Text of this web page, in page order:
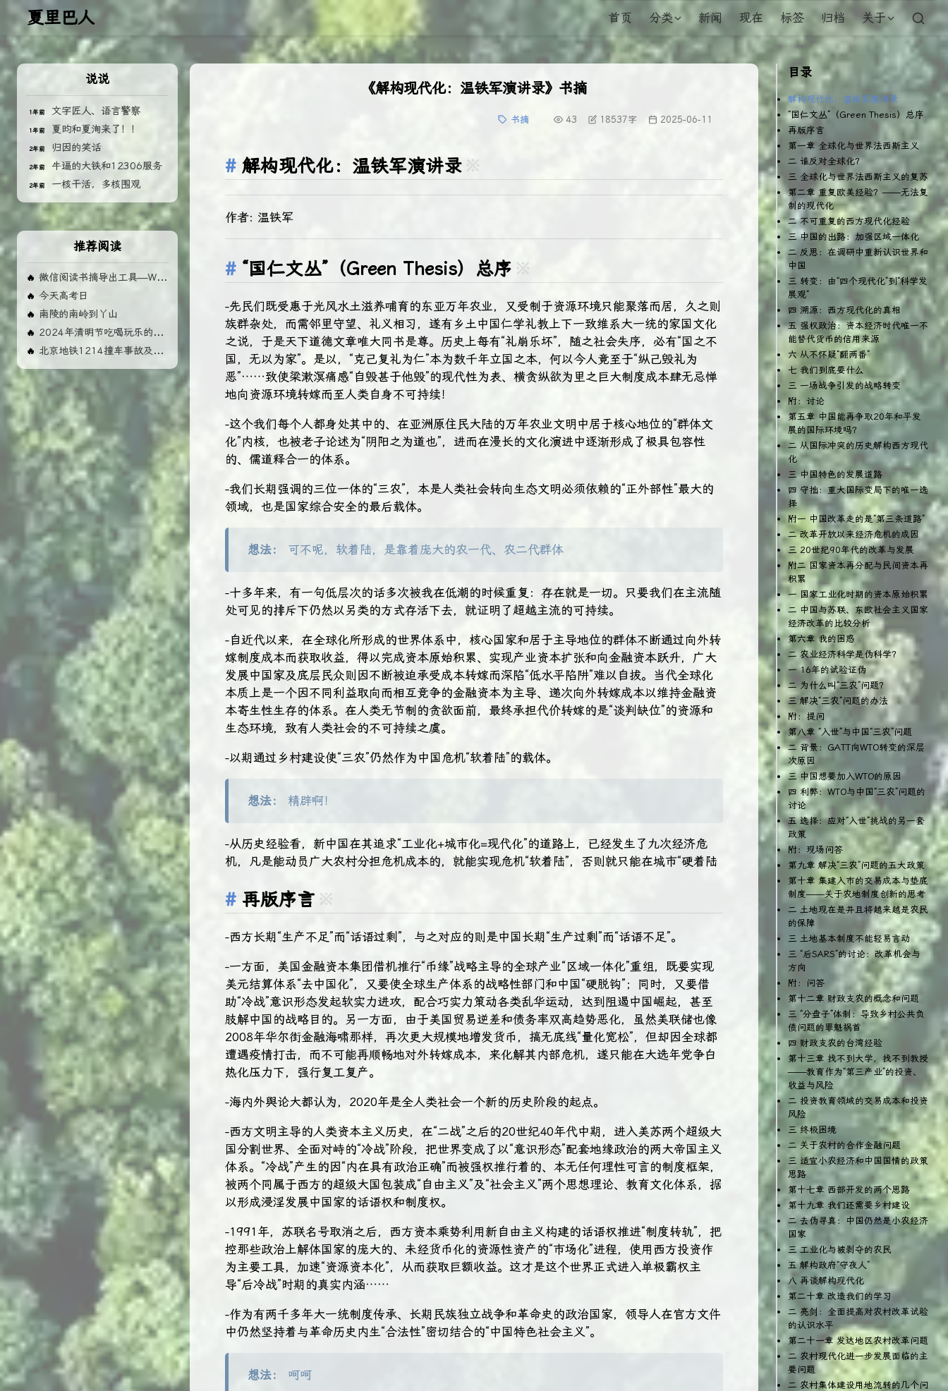
夏里巴人 首页 分类 新闻 现在 标签 归档 关于
《解构现代化：温铁军演讲录》书摘
书摘 43 18537字 2025-06-11
解构现代化：温铁军演讲录 ※
作者: 温铁军
“国仁文丛”（Green Thesis）总序 ※
-先民们既受惠于光风水土滋养哺育的东亚万年农业，又受制于资源环境只能聚落而居，久之则
族群杂处，而需邻里守望、礼义相习，遂有乡土中国仁学礼教上下一致维系大一统的家国文化
之说，于是天下道德文章唯大同书是尊。历史上每有“礼崩乐坏”​，随之社会失序，必有“国之不
国，无以为家”​。是以，​“克己复礼为仁”本为数千年立国之本，何以今人竟至于“纵己毁礼为
恶”……致使梁漱溟痛感“自毁甚于他毁”的现代性为表、横贪纵欲为里之巨大制度成本肆无忌惮
地向资源环境转嫁而至人类自身不可持续！
-这个我们每个人都身处其中的、在亚洲原住民大陆的万年农业文明中居于核心地位的“群体文
化”内核，也被老子论述为“阴阳之为道也”​，进而在漫长的文化演进中逐渐形成了极具包容性
的、儒道释合一的体系。
-我们长期强调的三位一体的“三农”​，本是人类社会转向生态文明必须依赖的“正外部性”最大的
领域，也是国家综合安全的最后载体。
想法： 可不呢，软着陆，是靠着庞大的农一代、农二代群体
-十多年来，有一句低层次的话多次被我在低潮的时候重复：存在就是一切。只要我们在主流随
处可见的排斥下仍然以另类的方式存活下去，就证明了超越主流的可持续。
-自近代以来，在全球化所形成的世界体系中，核心国家和居于主导地位的群体不断通过向外转
嫁制度成本而获取收益，得以完成资本原始积累、实现产业资本扩张和向金融资本跃升，广大
发展中国家及底层民众则因不断被迫承受成本转嫁而深陷“低水平陷阱”难以自拔。当代全球化
本质上是一个因不同利益取向而相互竞争的金融资本为主导、递次向外转嫁成本以维持金融资
本寄生性生存的体系。在人类无节制的贪欲面前，最终承担代价转嫁的是“谈判缺位”的资源和
生态环境，致有人类社会的不可持续之虞。
-以期通过乡村建设使“三农”仍然作为中国危机“软着陆”的载体。
想法： 精辟啊！
-从历史经验看，新中国在其追求“工业化+城市化=现代化”的道路上，已经发生了九次经济危
机，凡是能动员广大农村分担危机成本的，就能实现危机“软着陆”​，否则就只能在城市“硬着陆
再版序言 ※
-西方长期“生产不足”而“话语过剩”，与之对应的则是中国长期“生产过剩”而“话语不足”。
-一方面，美国金融资本集团借机推行“币缘”战略主导的全球产业“区域一体化”重组，既要实现
美元结算体系“去中国化”，又要使全球生产体系的战略性部门和中国“硬脱钩”；同时，又要借
助“冷战”意识形态发起软实力进攻，配合巧实力策动各类乱华运动，达到阻遏中国崛起，甚至
肢解中国的战略目的。另一方面，由于美国贸易逆差和债务率双高趋势恶化，虽然美联储也像
2008年华尔街金融海啸那样，再次更大规模地增发货币，搞无底线“量化宽松”，但却因全球都
遭遇疫情打击，而不可能再顺畅地对外转嫁成本，来化解其内部危机，遂只能在大选年党争白
热化压力下，强行复工复产。
-海内外舆论大都认为，2020年是全人类社会一个新的历史阶段的起点。
-西方文明主导的人类资本主义历史，在“二战”之后的20世纪40年代中期，进入美苏两个超级大
国分割世界、全面对峙的“冷战”阶段，把世界变成了以“意识形态”配套地缘政治的两大帝国主义
体系。“冷战”产生的因“内在具有政治正确”而被强权推行着的、本无任何理性可言的制度框架，
被两个同属于西方的超级大国包装成“自由主义”及“社会主义”两个思想理论、教育文化体系，据
以形成浸淫发展中国家的话语权和制度权。
-1991年，苏联名号取消之后，西方资本乘势利用新自由主义构建的话语权推进“制度转轨”，把
控那些政治上解体国家的庞大的、未经货币化的资源性资产的“市场化”进程，使用西方投资作
为主要工具，加速“资源资本化”，从而获取巨额收益。这才是这个世界正式进入单极霸权主
导“后冷战”时期的真实内涵……
-作为有两千多年大一统制度传承、长期民族独立战争和革命史的政治国家，领导人在官方文件
中仍然坚持着与革命历史内生“合法性”密切结合的“中国特色社会主义”。
想法： 呵呵
说说
1年前 文字匠人、语言警察
1年前 夏昀和夏洵来了！！
2年前 归因的笑话
2年前 牛逼的大铁和12306服务
2年前 一核干活，多核围观
推荐阅读
🔥 微信阅读书摘导出工具—Weread MD 使用手册
🔥 今天高考日
🔥 南陵的南岭到丫山
🔥 2024年清明节吃喝玩乐的几天
🔥 北京地铁1214撞车事故及影响
目录
解构现代化：温铁军演讲录
“国仁文丛”（Green Thesis）总序
再版序言
第一章 全球化与世界法西斯主义
二 谁反对全球化？
三 全球化与世界法西斯主义的复苏
第二章 重复欧美经验？——无法复
制的现代化
二 不可重复的西方现代化经验
三 中国的出路：加强区域一体化
二 反思：在调研中重新认识世界和
中国
三 转变：由“四个现代化”到“科学发
展观”
四 溯源：西方现代化的真相
五 强权政治：资本经济时代唯一不
能替代货币的信用来源
六 从不怀疑“翻两番”
七 我们到底要什么
三 一场战争引发的战略转变
附：讨论
第五章 中国能再争取20年和平发
展的国际环境吗？
二 从国际冲突的历史解构西方现代
化
三 中国特色的发展道路
四 守拙：重大国际变局下的唯一选
择
附一 中国改革走的是“第三条道路”
二 改革开放以来经济危机的成因
三 20世纪90年代的改革与发展
附二 国家资本再分配与民间资本再
积累
一 国家工业化时期的资本原始积累
二 中国与苏联、东欧社会主义国家
经济改革的比较分析
第六章 我的困惑
二 农业经济科学是伪科学？
一 16年的试验证伪
二 为什么叫“三农”问题？
三 解决“三农”问题的办法
附：提问
第八章 “入世”与中国“三农”问题
二 背景：GATT向WTO转变的深层
次原因
三 中国想要加入WTO的原因
四 利弊：WTO与中国“三农”问题的
讨论
五 选择：应对“入世”挑战的另一套
政策
附：现场问答
第九章 解决“三农”问题的五大政策
第十章 集建入市的交易成本与垫底
制度——关于农地制度创新的思考
二 土地现在是并且将越来越是农民
的保障
三 土地基本制度不能轻易言动
三 “后SARS”的讨论：改革机会与
方向
附：问答
第十二章 财政支农的概念和问题
三 “分盘子”体制：导致乡村公共负
债问题的罪魁祸首
四 财政支农的台湾经验
第十三章 找不到大学，找不到教授
——教育作为“第三产业”的投资、
收益与风险
二 投资教育领域的交易成本和投资
风险
三 终极困境
二 关于农村的合作金融问题
三 适宜小农经济和中国国情的政策
思路
第十七章 西部开发的两个思路
第十九章 我们还需要乡村建设
二 去伪寻真：中国仍然是小农经济
国家
三 工业化与被剥夺的农民
五 解构政府“守夜人”
八 再谈解构现代化
第二十章 改造我们的学习
二 亮剑：全面提高对农村改革试验
的认识水平
第二十一章 发达地区农村改革问题
二 农村现代化进一步发展面临的主
要问题
二 农村集体建设用地流转的几个问